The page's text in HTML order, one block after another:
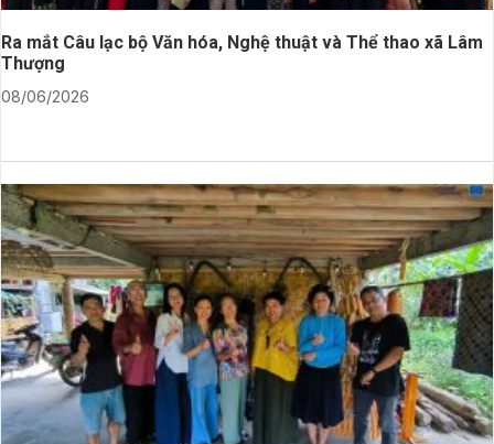
Ra mắt Câu lạc bộ Văn hóa, Nghệ thuật và Thể thao xã Lâm
Thượng
08/06/2026